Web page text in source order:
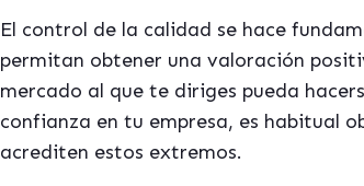
El control de la calidad se hace
permitan obtener una valoración
mercado al que te diriges pueda
confianza en tu empresa, es habitual
acrediten estos extremos.